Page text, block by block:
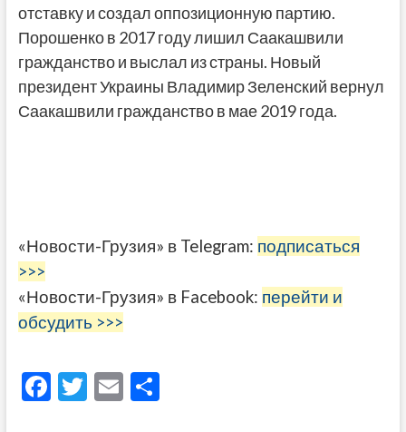
отставку и создал оппозиционную партию.
Порошенко в 2017 году лишил Саакашвили
гражданство и выслал из страны. Новый
президент Украины Владимир Зеленский вернул
Саакашвили гражданство в мае 2019 года.
«Новости-Грузия» в Telegram: подписаться
>>>
«Новости-Грузия» в Facebook: перейти и
обсудить >>>
F T E О